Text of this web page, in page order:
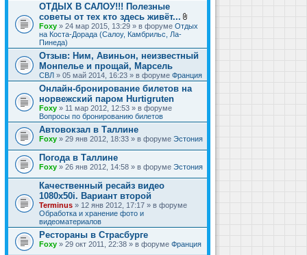
ОТДЫХ В САЛОУ!!! Полезные
советы от тех кто здесь живёт...
В
л
ж
е
и
я
Foxy » 24 мар 2015, 13:29 » в форуме Отдых
на Коста-Дорада (Салоу, Камбрильс, Ла-
Пинеда)
Отзыв: Ним, Авиньон, неизвестный
Монпелье и прощай, Марсель
СВЛ » 05 май 2014, 16:23 » в форуме Франция
Онлайн-бронирование билетов на
норвежский паром Hurtigruten
Foxy » 11 мар 2012, 12:53 » в форуме
Вопросы по бронированию билетов
Автовокзал в Таллине
Foxy » 29 янв 2012, 18:33 » в форуме Эстония
Погода в Таллине
Foxy » 26 янв 2012, 14:58 » в форуме Эстония
Качественный ресайз видео
1080x50i. Вариант второй
Terminus » 12 янв 2012, 17:17 » в форуме
Обработка и хранение фото и
видеоматериалов
Рестораны в Страсбурге
Foxy » 29 окт 2011, 22:38 » в форуме Франция